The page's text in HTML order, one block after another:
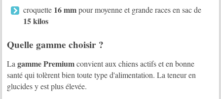
croquette 16 mmpour moyenne et grande races en sac de
15 kilos
Quelle gamme choisir ?
Lagamme Premiumconvient aux chiens actifs et en bonne
santé qui tolèrent bien toute type d'alimentation. La teneur en
glucides y est plus élevée.